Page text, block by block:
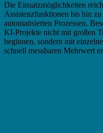
Die Einsatzmöglichkeiten
Assistenzfunktionen bis hin
automatisierten Prozessen.
KI-Projekte nicht mit großen
beginnen, sondern mit
schnell messbaren Mehrwert